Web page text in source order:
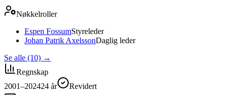
Nøkkelroller
Espen FossumStyreleder
Johan Patrik AxelssonDaglig leder
Se alle (10) →
Regnskap
2001–202424 år
Revidert